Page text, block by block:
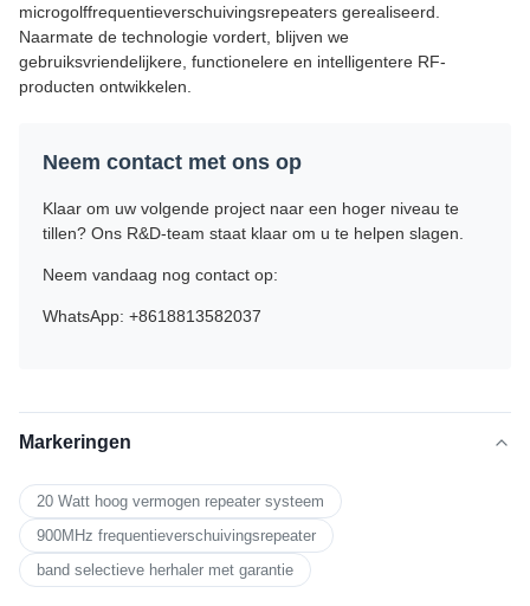
microgolffrequentieverschuivingsrepeaters gerealiseerd.
Naarmate de technologie vordert, blijven we
gebruiksvriendelijkere, functionelere en intelligentere RF-
producten ontwikkelen.
Neem contact met ons op
Klaar om uw volgende project naar een hoger niveau te
tillen? Ons R&D-team staat klaar om u te helpen slagen.
Neem vandaag nog contact op:
WhatsApp: +8618813582037
Markeringen
20 Watt hoog vermogen repeater systeem
900MHz frequentieverschuivingsrepeater
band selectieve herhaler met garantie